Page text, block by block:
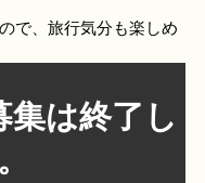
で、旅行気分も楽しめ
集は終了し